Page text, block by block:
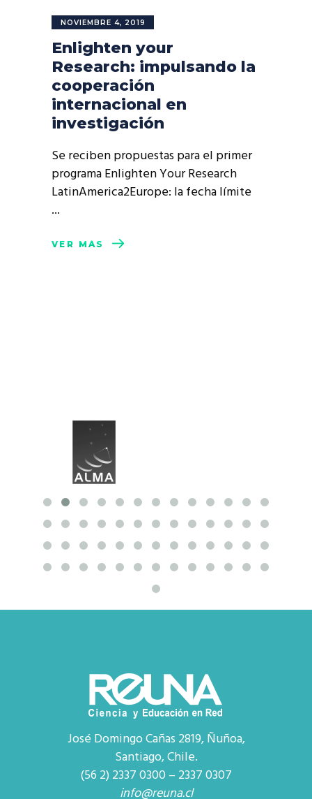
NOVIEMBRE 4, 2019
Enlighten your
Research: impulsando la
cooperación
internacional en
investigación
Se reciben propuestas para el primer
programa Enlighten Your Research
LatinAmerica2Europe: la fecha límite
VER MÁS
José Domingo Cañas 2819, Ñuñoa,
Santiago, Chile.
(56 2) 2337 0300 – 2337 0307
info@reuna.cl